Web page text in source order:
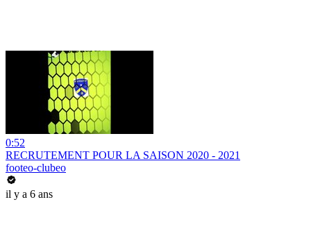
0:52
RECRUTEMENT POUR LA SAISON 2020 - 2021
footeo-clubeo
il y a 6 ans